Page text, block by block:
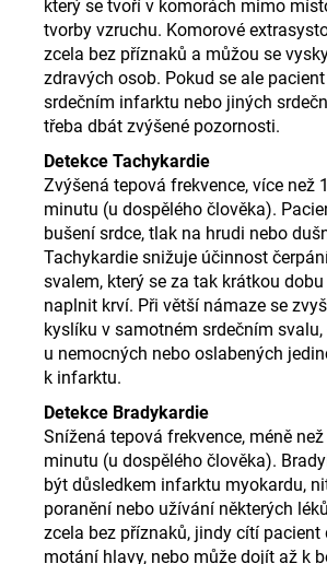
který se tvoří v komorách mimo
tvorby vzruchu. Komorové
zcela bez příznaků a můžou se
zdravých osob. Pokud se ale
srdečním infarktu nebo jiných
třeba dbát zvýšené pozornosti.
Detekce Tachykardie
Zvýšená tepová frekvence, více než
minutu (u dospělého člověka).
bušení srdce, tlak na hrudi nebo
Tachykardie snižuje účinnost
svalem, který se za tak krátkou
naplnit krví. Při větší námaze se
kyslíku v samotném srdečním
u nemocných nebo oslabených
k infarktu.
Detekce Bradykardie
Snížená tepová frekvence, méně
minutu (u dospělého člověka).
být důsledkem infarktu myokardu,
poranění nebo užívání některých
zcela bez příznaků, jindy cítí pacient
motání hlavy, nebo může dojít až k